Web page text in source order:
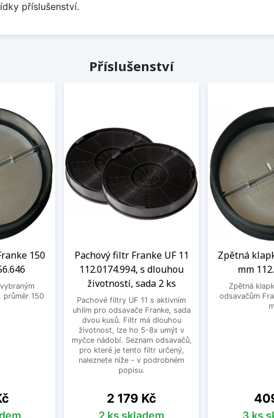
příslušenství.
Příslušenství
150
průměr 150
Pachový filtr Franke UF 11
112.0174.994, s dlouhou
životností, sada 2 ks
Pachové filtry UF 11 s aktivním
uhlím pro odsavače Franke, sada
dvou kusů. Filtr má dlouhou
životnost, lze ho 5-8x umýt v
myčce nádobí. Seznam odsavačů,
pro které je tento filtr určený,
naleznete níže - v podrobném
popisu.
Cena
2 179 Kč
2 ks skladem
Zpětná
mm
Zpětná
odsavačům
3 ks